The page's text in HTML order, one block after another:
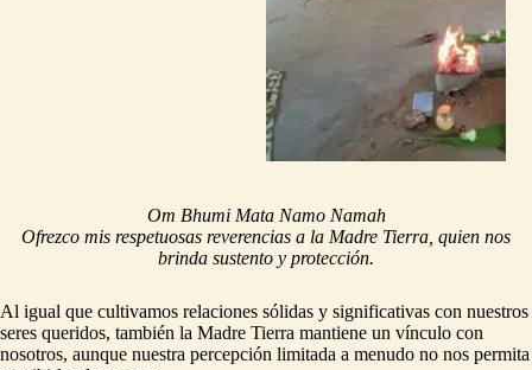
Om Bhumi Mata Namo Namah
Ofrezco mis respetuosas reverencias a la Madre Tierra, quien nos
brinda sustento y protección.
Al igual que cultivamos relaciones sólidas y significativas con nuestros
seres queridos, también la Madre Tierra mantiene un vínculo con
nosotros, aunque nuestra percepción limitada a menudo no nos permita